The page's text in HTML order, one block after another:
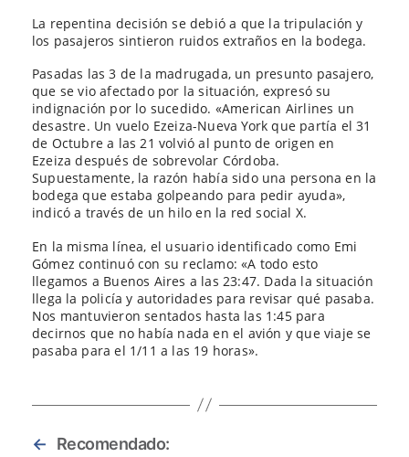
La repentina decisión se debió a que la tripulación y
los pasajeros sintieron ruidos extraños en la bodega.
Pasadas las 3 de la madrugada, un presunto pasajero,
que se vio afectado por la situación, expresó su
indignación por lo sucedido. «American Airlines un
desastre. Un vuelo Ezeiza-Nueva York que partía el 31
de Octubre a las 21 volvió al punto de origen en
Ezeiza después de sobrevolar Córdoba.
Supuestamente, la razón había sido una persona en la
bodega que estaba golpeando para pedir ayuda»,
indicó a través de un hilo en la red social X.
En la misma línea, el usuario identificado como Emi
Gómez continuó con su reclamo: «A todo esto
llegamos a Buenos Aires a las 23:47. Dada la situación
llega la policía y autoridades para revisar qué pasaba.
Nos mantuvieron sentados hasta las 1:45 para
decirnos que no había nada en el avión y que viaje se
pasaba para el 1/11 a las 19 horas».
←
Recomendado: